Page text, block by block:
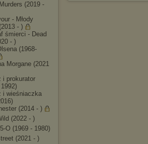
(2019 -
- Młody
- )
śmierci - Dead
- )
(1968-
Morgane (2021
i prokurator
i wieśniaczka
(2014 - )
(2022 - )
O (1969 - 1980)
(2021 - )